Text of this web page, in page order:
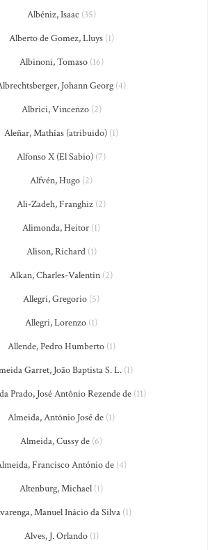
Albéniz, Isaac (35)
Alberto de Gomez, Lluys(1)
Albinoni, Tomaso(16)
Johann Georg (4)
Albrici, Vincenzo(2)
Aleñar, Mathías (atribuido) (1)
Alfonso X (El Sabio) (7)
Alfvén, Hugo (2)
Ali-Zadeh, Franghiz (2)
Alimonda, Heitor (1)
Alison, Richard(1)
Alkan, Charles-Valentin (2)
Allegri, Gregorio (5)
Allegri, Lorenzo (1)
Allende, Pedro Humberto(1)
Garret, João Baptista S. L.(1)
Prado, José Antônio Rezende de (11)
Almeida, Antônio José de (1)
Almeida, Cussy de (6)
Francisco António de (4)
Altenburg, Michael (1)
Manuel Inácio da Silva(1)
Alves, J. Orlando(1)